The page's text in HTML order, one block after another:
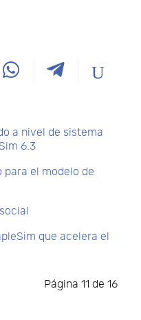
a nivel de sistema
6.3
para el modelo de
que acelera el
Página 11 de 16